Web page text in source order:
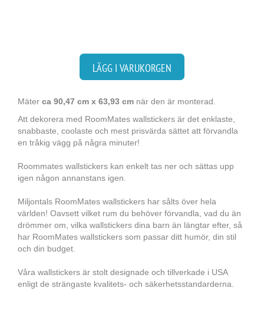
LÄGG I VARUKORGEN
Mäter ca 90,47 cm x 63,93 cm när den är monterad.
Att dekorera med RoomMates wallstickers är det enklaste,
snabbaste, coolaste och mest prisvärda sättet att förvandla
en tråkig vägg på några minuter!
Roommates wallstickers kan enkelt tas ner och sättas upp
igen någon annanstans igen.
Miljontals RoomMates wallstickers har sålts över hela
världen! Oavsett vilket rum du behöver förvandla, vad du än
drömmer om, vilka wallstickers dina barn än längtar efter, så
har RoomMates wallstickers som passar ditt humör, din stil
och din budget.
Våra wallstickers är stolt designade och tillverkade i USA
enligt de strängaste kvalitets- och säkerhetsstandarderna.